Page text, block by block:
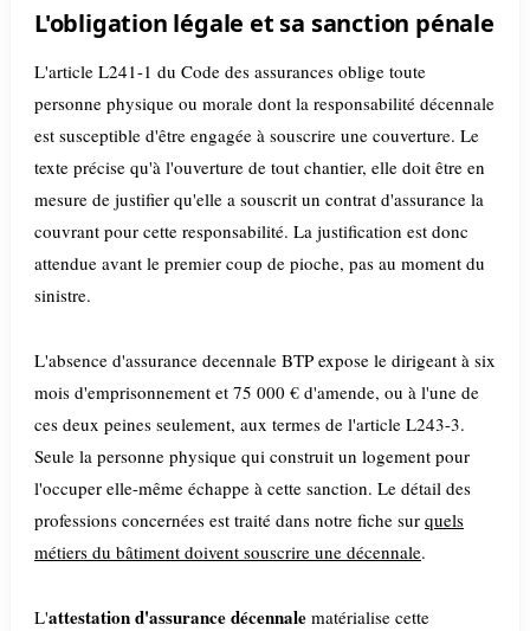
L'obligation légale et sa sanction pénale
L'article L241-1 du Code des assurances oblige toute
personne physique ou morale dont la responsabilité décennale
est susceptible d'être engagée à souscrire une couverture. Le
texte précise qu'à l'ouverture de tout chantier, elle doit être en
mesure de justifier qu'elle a souscrit un contrat d'assurance la
couvrant pour cette responsabilité. La justification est donc
attendue avant le premier coup de pioche, pas au moment du
sinistre.
L'absence d'assurance decennale BTP expose le dirigeant à six
mois d'emprisonnement et 75 000 € d'amende, ou à l'une de
ces deux peines seulement, aux termes de l'article L243-3.
Seule la personne physique qui construit un logement pour
l'occuper elle-même échappe à cette sanction. Le détail des
professions concernées est traité dans notre fiche sur quels
métiers du bâtiment doivent souscrire une décennale.
L'attestation d'assurance décennale matérialise cette